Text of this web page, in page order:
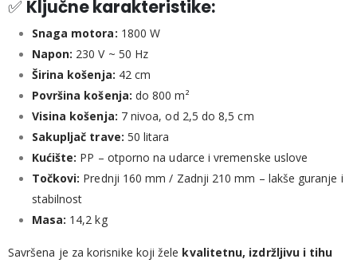
✅ Ključne karakteristike:
Snaga motora: 1800 W
Napon: 230 V ~ 50 Hz
Širina košenja: 42 cm
Površina košenja: do 800 m²
Visina košenja: 7 nivoa, od 2,5 do 8,5 cm
Sakupljač trave: 50 litara
Kućište: PP – otporno na udarce i vremenske uslove
Točkovi: Prednji 160 mm / Zadnji 210 mm – lakše guranje i
stabilnost
Masa: 14,2 kg
Savršena je za korisnike koji žele kvalitetnu, izdržljivu i tihu